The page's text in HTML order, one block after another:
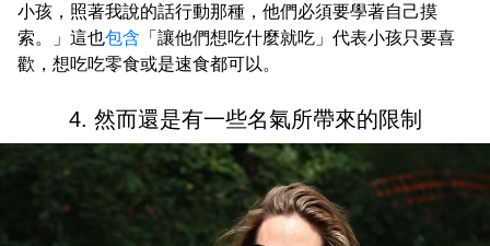
小孩，照著我說的話行動那種，他們必須要學著自己摸
索。」這也包含 「讓他們想吃什麼就吃」代表小孩只要喜
歡，想吃吃零食或是速食都可以。
4. 然而還是有一些名氣所帶來的限制